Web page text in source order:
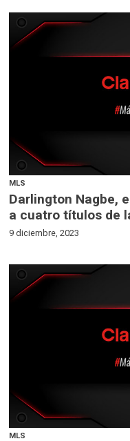
MLS
Darlington Nagbe,
a cuatro títulos de
9 diciembre, 2023
MLS